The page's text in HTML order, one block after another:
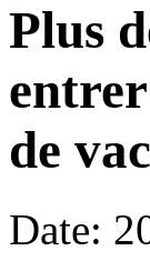
Plus
de
Date: